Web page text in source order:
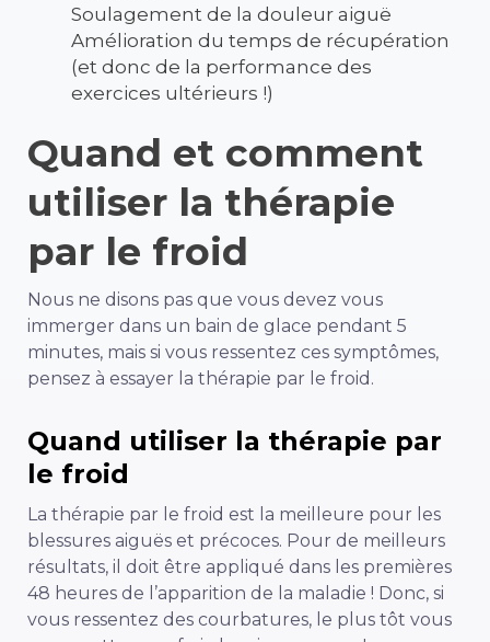
Soulagement de la douleur aiguë
Amélioration du temps de récupération
(et donc de la performance des
exercices ultérieurs !)
Quand et comment
utiliser la thérapie
par le froid
Nous ne disons pas que vous devez vous
immerger dans un bain de glace pendant 5
minutes, mais si vous ressentez ces symptômes,
pensez à essayer la thérapie par le froid.
Quand utiliser la thérapie par
le froid
La thérapie par le froid est la meilleure pour les
blessures aiguës et précoces. Pour de meilleurs
résultats, il doit être appliqué dans les premières
48 heures de l’apparition de la maladie ! Donc, si
vous ressentez des courbatures, le plus tôt vous